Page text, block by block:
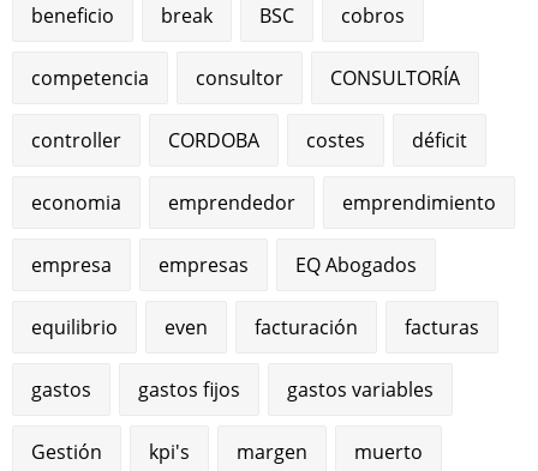
beneficio break BSC cobros
competencia consultor CONSULTORÍA
controller CORDOBA costes déficit
economia emprendedor emprendimiento
empresa empresas EQ Abogados
equilibrio even facturación facturas
gastos gastos fijos gastos variables
Gestión kpi's margen muerto